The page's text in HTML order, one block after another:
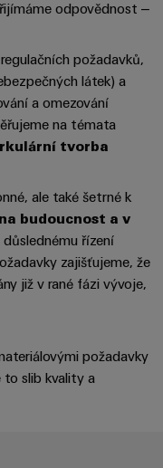
odpovědnost –
požadavků,
látek) a
a omezování
na témata
tvorba
ale také šetrné k
budoucnost a v
důslednému řízení
zajišťujeme, že
již v rané fázi vývoje,
požadavky
to slib kvality a